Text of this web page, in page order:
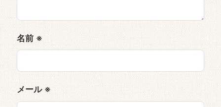
名前 ※
メール ※